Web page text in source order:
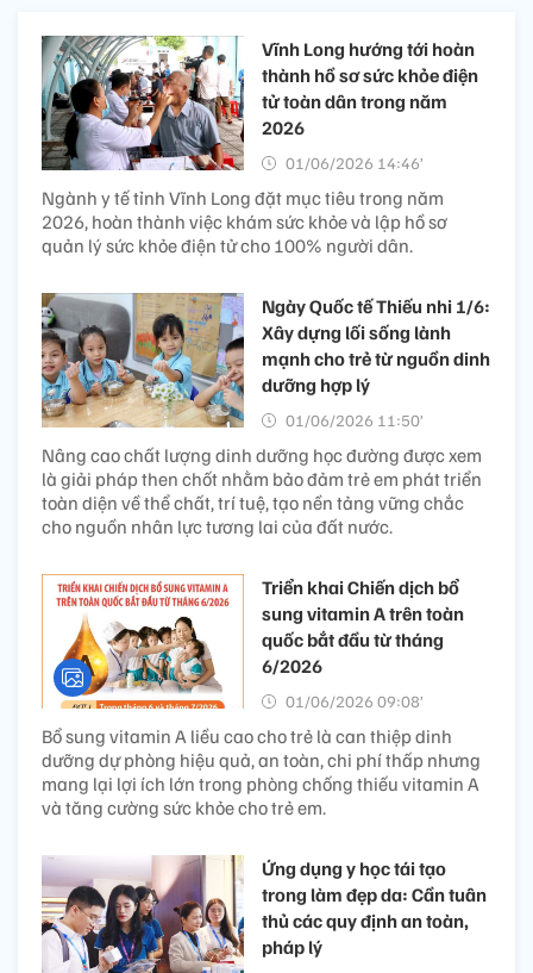
Vĩnh Long hướng tới hoàn
thành hồ sơ sức khỏe điện
tử toàn dân trong năm
2026
01/06/2026 14:46’
Ngành y tế tỉnh Vĩnh Long đặt mục tiêu trong năm
2026, hoàn thành việc khám sức khỏe và lập hồ sơ
quản lý sức khỏe điện tử cho 100% người dân.
Ngày Quốc tế Thiếu nhi 1/6:
Xây dựng lối sống lành
mạnh cho trẻ từ nguồn dinh
dưỡng hợp lý
01/06/2026 11:50’
Nâng cao chất lượng dinh dưỡng học đường được xem
là giải pháp then chốt nhằm bảo đảm trẻ em phát triển
toàn diện về thể chất, trí tuệ, tạo nền tảng vững chắc
cho nguồn nhân lực tương lai của đất nước.
Triển khai Chiến dịch bổ
sung vitamin A trên toàn
quốc bắt đầu từ tháng
6/2026
01/06/2026 09:08’
Bổ sung vitamin A liều cao cho trẻ là can thiệp dinh
dưỡng dự phòng hiệu quả, an toàn, chi phí thấp nhưng
mang lại lợi ích lớn trong phòng chống thiếu vitamin A
và tăng cường sức khỏe cho trẻ em.
Ứng dụng y học tái tạo
trong làm đẹp da: Cần tuân
thủ các quy định an toàn,
pháp lý​